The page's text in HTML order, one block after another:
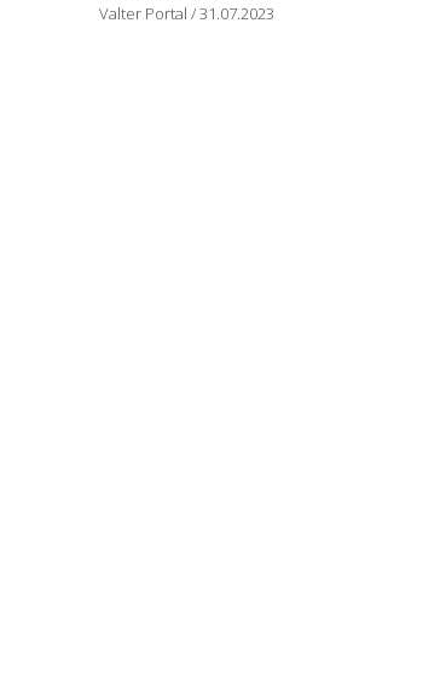
Valter Portal 31.07.2023